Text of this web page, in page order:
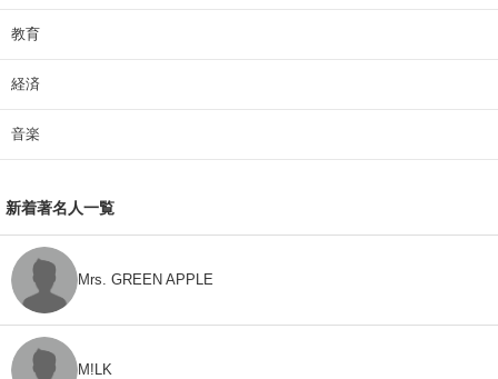
教育
経済
音楽
新着著名人一覧
Mrs. GREEN APPLE
M!LK